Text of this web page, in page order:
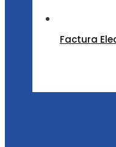
Factura